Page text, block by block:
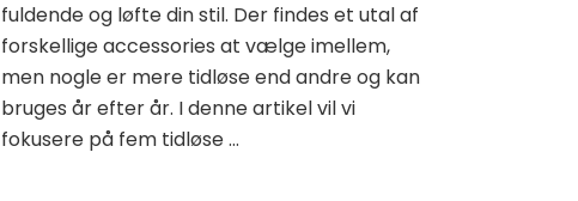
fuldende og løfte din stil. Der findes et utal af
forskellige accessories at vælge imellem,
men nogle er mere tidløse end andre og kan
bruges år efter år. I denne artikel vil vi
fokusere på fem tidløse …